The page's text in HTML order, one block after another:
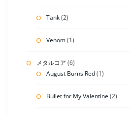
Tank(2)
Venom(1)
メタルコア (6)
August Burns Red(1)
Bullet for My Valentine(2)